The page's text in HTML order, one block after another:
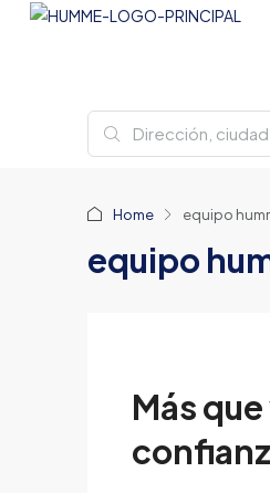
Home equipo
equipo
Más